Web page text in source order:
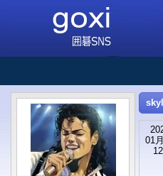
01